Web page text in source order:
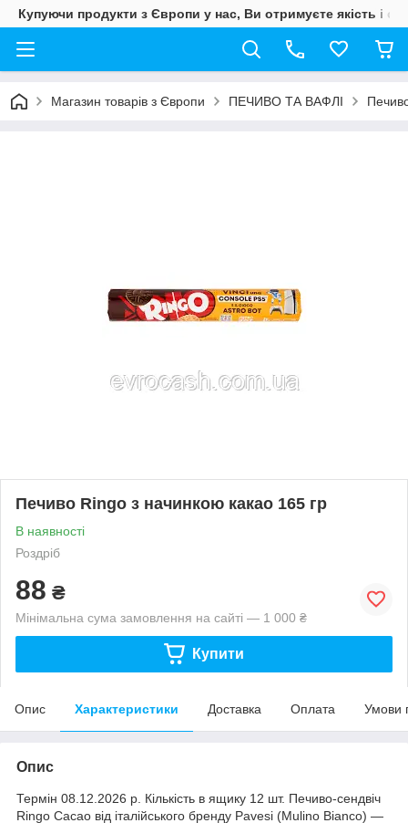
Купуючи продукти з Європи у нас, Ви отримуєте якість і
Магазин товарів з Європи ПЕЧИВО ТА ВАФЛІ
Печиво Ringo з начинкою какао 165 гр
В наявності
Роздріб
88 ₴
Мінімальна сума замовлення на сайті — 1 000 ₴
Купити
Опис Характеристики Доставка Оплата Умови
Опис
Термін 08.12.2026 р. Кількість в ящику 12 шт. Печиво-сендвіч
Ringo Cacao від італійського бренду Pavesi (Mulino Bianco) —